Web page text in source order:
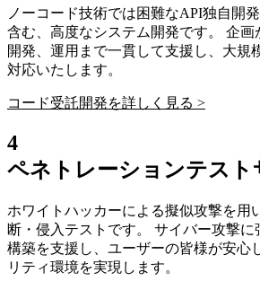
ノーコード技術では困難なAPI独自開
含む、高度なシステム開発です。 企画
開発、運用まで一貫して支援し、大規
対応いたします。
コード受託開発を詳しく見る >
4
ペネトレーションテスト
ホワイトハッカーによる擬似攻撃を用
断・侵入テストです。 サイバー攻撃に
構築を支援し、ユーザーの皆様が安心
リティ環境を実現します。